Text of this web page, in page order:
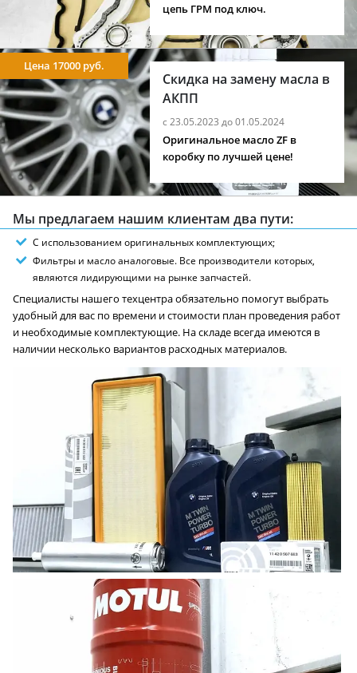
цепь ГРМ под ключ.
Скидка на замену масла в
АКПП
с 23.05.2023 до 01.05.2024
Цена 17000 руб.
Оригинальное масло ZF в
коробку по лучшей цене!
Мы предлагаем нашим клиентам два пути:
С использованием оригинальных комплектующих;
Фильтры и масло аналоговые. Все производители которых,
являются лидирующими на рынке запчастей.
Специалисты нашего техцентра обязательно помогут выбрать
удобный для вас по времени и стоимости план проведения работ
и необходимые комплектующие. На складе всегда имеются в
наличии несколько вариантов расходных материалов.